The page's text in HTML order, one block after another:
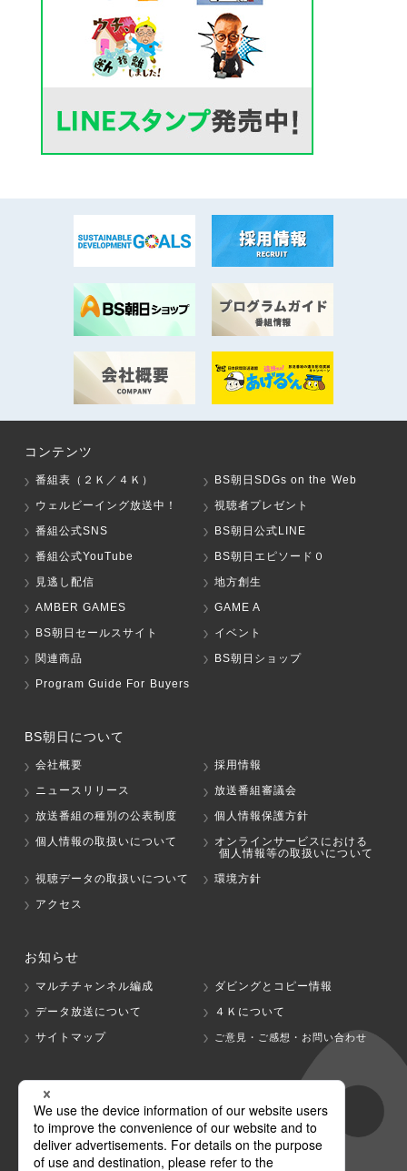
コンテンツ
番組表（２Ｋ／４Ｋ）
BS朝日SDGs on the Web
ウェルビーイング放送中！
視聴者プレゼント
番組公式SNS
BS朝日公式LINE
番組公式YouTube
BS朝日エピソード０
見逃し配信
地方創生
AMBER GAMES
GAME A
BS朝日セールスサイト
イベント
関連商品
BS朝日ショップ
Program Guide For Buyers
BS朝日について
会社概要
採用情報
ニュースリリース
放送番組審議会
放送番組の種別の公表制度
個人情報保護方針
個人情報の取扱いについて
オンラインサービスにおける
個人情報等の取扱いについて
視聴データの取扱いについて
環境方針
アクセス
お知らせ
マルチチャンネル編成
ダビングとコピー情報
データ放送について
４Ｋについて
サイトマップ
ご意見・ご感想・お問い合わせ
グループ会社
テレビ朝日 テレ朝チャンネル